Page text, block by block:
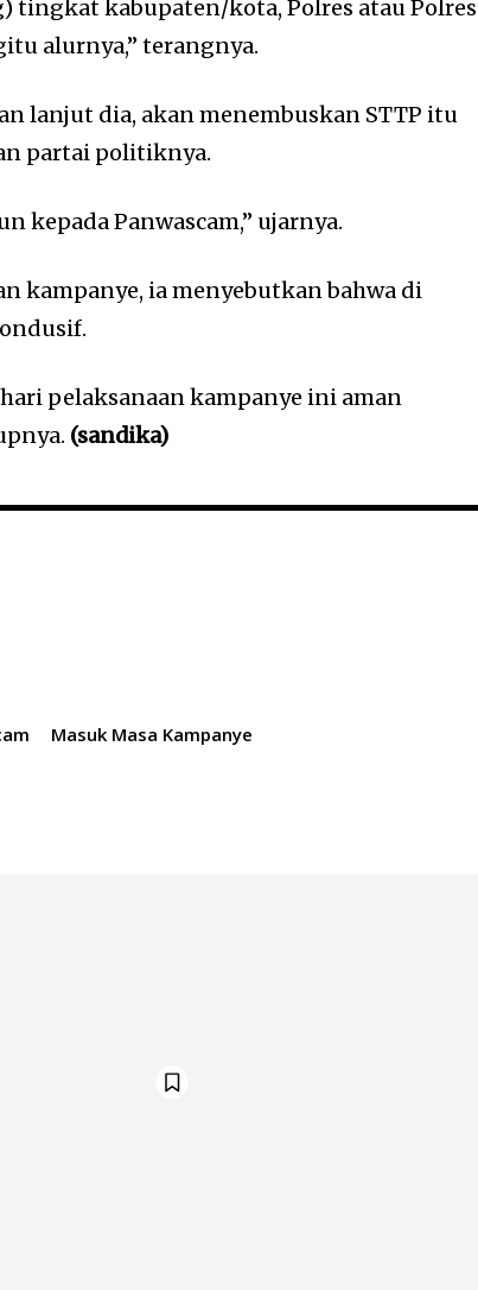
tingkat kabupaten/kota, Polres atau
alurnya,” terangnya.
lanjut dia, akan menembuskan STTP itu
partai politiknya.
kepada Panwascam,” ujarnya.
kampanye, ia menyebutkan bahwa di
pelaksanaan kampanye ini aman
(sandika)
Masuk Masa Kampanye